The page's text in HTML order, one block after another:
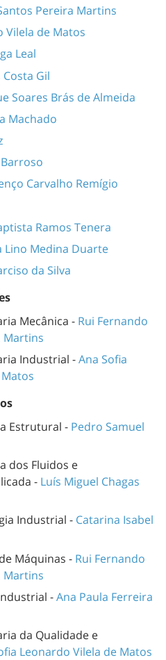
Pereira Martins
Vilela de Matos
Leal
Gil
Soares Brás de Almeida
Machado
Carvalho Remígio
Ramos Tenera
Lino Medina Duarte
da Silva
Mecânica - Rui Fernando
Martins
Industrial -Ana Sofia
Estrutural - Pedro Samuel
dos Fluidos e
- Luís Miguel Chagas
Industrial - Catarina Isabel
Máquinas - Rui Fernando
Martins
-Ana Paula Ferreira
da Qualidade e
Leonardo Vilela de Matos